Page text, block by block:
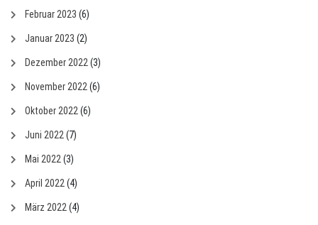
Februar 2023 (6)
Januar 2023 (2)
Dezember 2022 (3)
November 2022 (6)
Oktober 2022 (6)
Juni 2022 (7)
Mai 2022 (3)
April 2022 (4)
März 2022 (4)